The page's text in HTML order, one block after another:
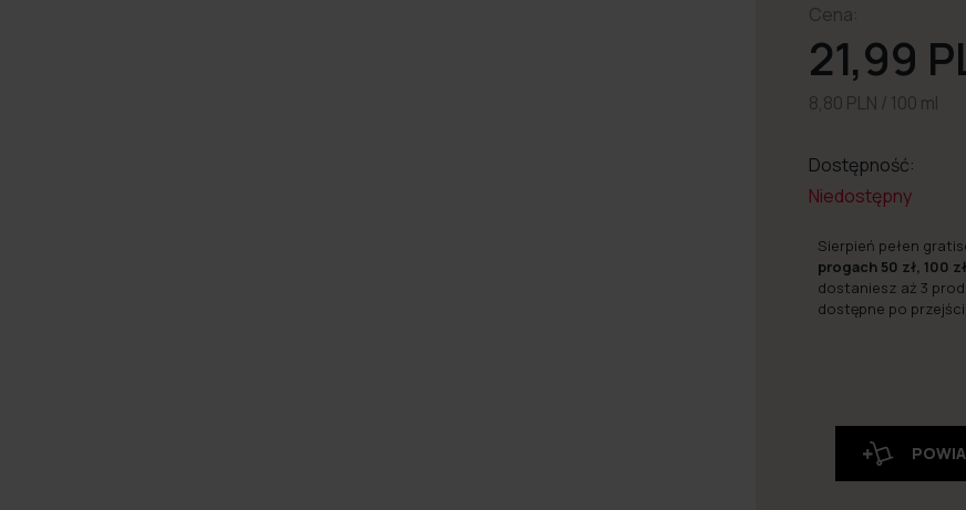
Cena:
21,99
8,80 PLN / 100 ml
Dostępność:
Niedostępny
Sierpień pełen
progach 50 zł, 100
dostaniesz aż 3
dostępne po